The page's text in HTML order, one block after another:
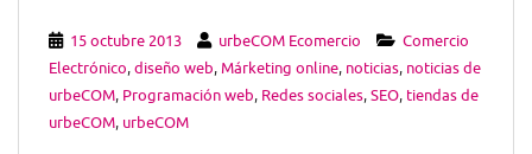
15 octubre 2013 urbeCOM Ecomercio
Comercio
Electrónico,diseño web,Márketing online, noticias, noticias de
urbeCOM, Programación web, Redes sociales,SEO, tiendas de
urbeCOM, urbeCOM